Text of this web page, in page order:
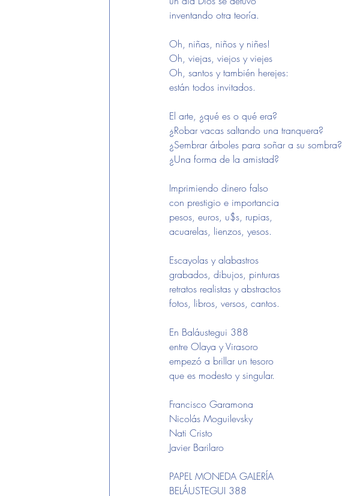
inventando otra teoría.
Oh, niñas, niños y niñes!
Oh, viejas, viejos y viejes
Oh, santos y también herejes:
están todos invitados.
El arte, ¿qué es o qué era?
¿Robar vacas saltando una tranquera?
¿Sembrar árboles para soñar a su sombra?
¿Una forma de la amistad?
Imprimiendo dinero falso
con prestigio e importancia
pesos, euros, u$s, rupias,
acuarelas, lienzos, yesos.
Escayolas y alabastros
grabados, dibujos, pinturas
retratos realistas y abstractos
fotos, libros, versos, cantos.
En Baláustegui 388
entre Olaya y Virasoro
empezó a brillar un tesoro
que es modesto y singular.
Francisco Garamona
Nicolás Moguilevsky
Nati Cristo
Javier Barilaro
PAPEL MONEDA GALERÍA
BELÁUSTEGUI 388